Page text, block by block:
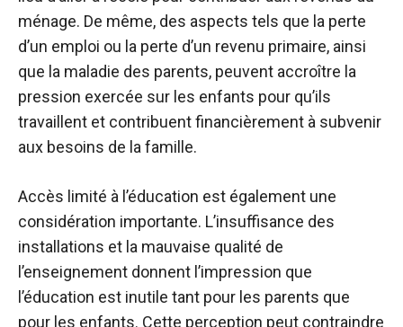
ménage. De même, des aspects tels que la perte
d’un emploi ou la perte d’un revenu primaire, ainsi
que la maladie des parents, peuvent accroître la
pression exercée sur les enfants pour qu’ils
travaillent et contribuent financièrement à subvenir
aux besoins de la famille.
Accès limité à l’éducation est également une
considération importante. L’insuffisance des
installations et la mauvaise qualité de
l’enseignement donnent l’impression que
l’éducation est inutile tant pour les parents que
pour les enfants. Cette perception peut contraindre